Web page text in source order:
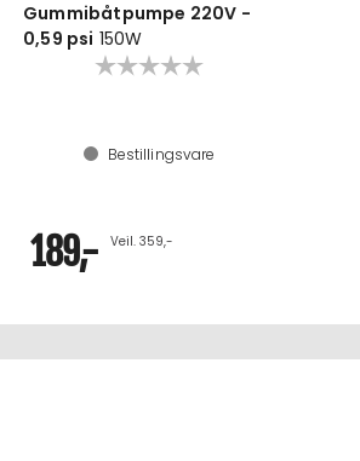
Gummibåtpumpe 220V -
0,59 psi 150W
Bestillingsvare
189,- Veil. 359,-